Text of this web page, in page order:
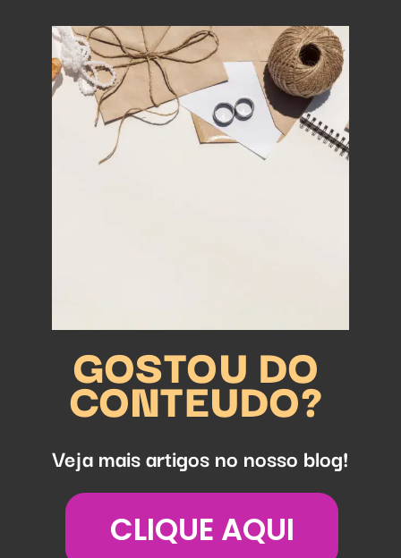
GOSTOU DO
CONTEUDO?
Veja mais artigos no nosso blog!
CLIQUE AQUI